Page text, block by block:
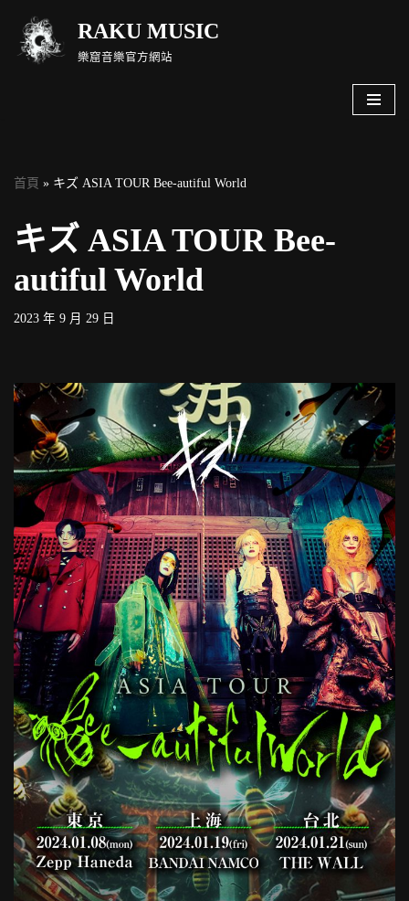
Skip
RAKU MUSIC
樂窟音樂官方網站
首頁 » キズ ASIA TOUR Bee-autiful World
キズ ASIA TOUR Bee-
autiful World
2023 年 9 月 29 日